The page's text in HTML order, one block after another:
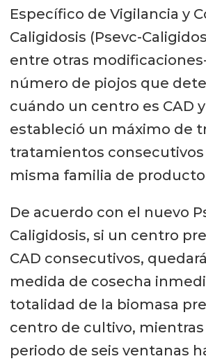
Específico de Vigilancia y
Caligidosis (Psevc-
entre otras
número de piojos que
cuándo un centro es CAD
estableció un máximo de
tratamientos consecutivos
misma familia de
De acuerdo con el nuevo
Caligidosis, si un centro
CAD consecutivos,
medida de cosecha
totalidad de la biomasa
centro de cultivo, mientras
periodo de seis ventanas